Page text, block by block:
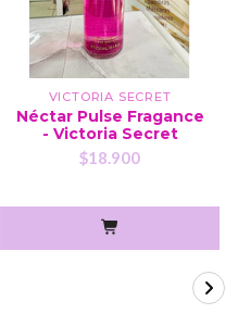
VICTORIA SECRET
Néctar Pulse Fragance
- Victoria Secret
$18.900